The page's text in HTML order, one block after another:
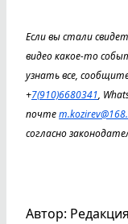
Если вы стали
видео какое-то
узнать все,
+7(910)6680341,
почте
согласно
Автор: Редакция